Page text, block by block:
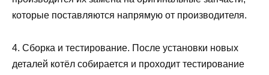
которые поставляются напрямую от производителя.
4. Сборка и тестирование. После установки новых
деталей котёл собирается и проходит тестирование